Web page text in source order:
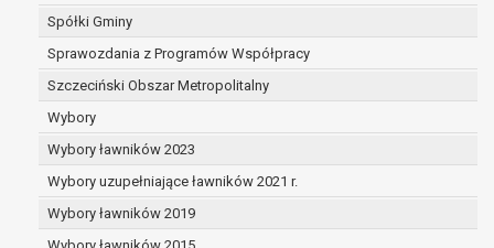
Spółki Gminy
Sprawozdania z Programów Współpracy
Szczeciński Obszar Metropolitalny
Wybory
Wybory ławników 2023
Wybory uzupełniające ławników 2021 r.
Wybory ławników 2019
osoba, której dane dotyczą wycofała
zgodę na przetwarzanie danych
osobowych, która jest podstawą
podstawy prawnej przetwarzania
danych,
dane osobowe przetwarzane są
niezgodnie z prawem,
dane osobowe muszą być usunięte w